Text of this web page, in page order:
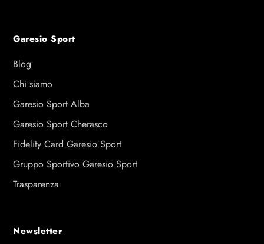
Garesio Sport
Blog
Chi siamo
Garesio Sport Alba
Garesio Sport Cherasco
Fidelity Card Garesio Sport
Gruppo Sportivo Garesio Sport
Trasparenza
Newsletter